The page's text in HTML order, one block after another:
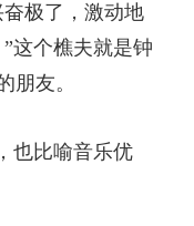
极了，激动地
这个樵夫就是钟
朋友。
也比喻音乐优